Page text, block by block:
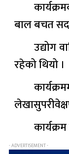
बाल बचत
उद्योग
रहेको थियो ।
- ADVERTISEMENT -